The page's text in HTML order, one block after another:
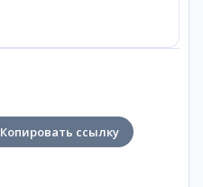
Копировать ссылку